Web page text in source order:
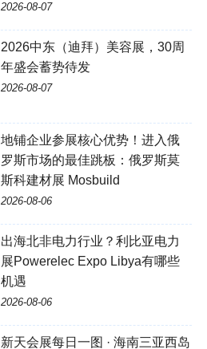
2026-08-07
2026中东（迪拜）美容展，30周
年盛会蓄势待发
2026-08-07
地铺企业参展核心优势！进入俄
罗斯市场的最佳跳板：俄罗斯莫
斯科建材展 Mosbuild
2026-08-06
出海北非电力行业？利比亚电力
展Powerelec Expo Libya有哪些
机遇
2026-08-06
新天会展每日一图 · 海南三亚西岛